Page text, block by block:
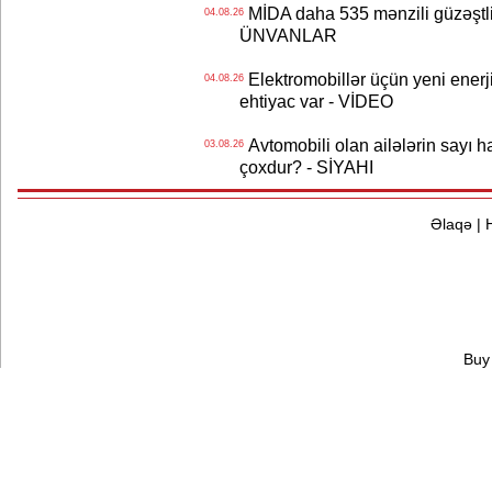
04.08.26MİDA daha 535 mənzili güzəştli
ÜNVANLAR
04.08.26Elektromobillər üçün yeni
ehtiyac var - VİDEO
03.08.26Avtomobili olan ailələrin sayı
çoxdur? - SİYAHI
Əlaqə|